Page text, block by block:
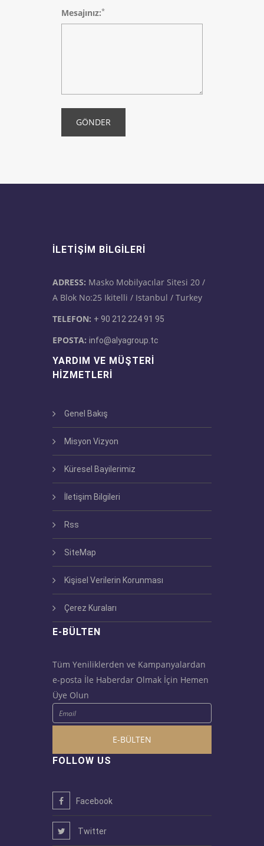
Mesajınız:*
GÖNDER
İLETIŞIM BILGILERI
ADRESS: Masko Mobilyacılar Sitesi 20 /
A Blok No:25 Ikitelli / Istanbul / Turkey
TELEFON: + 90 212 224 91 95
EPOSTA: info@alyagroup.tc
YARDIM VE MÜŞTERI
HIZMETLERI
Genel Bakış
Misyon Vizyon
Küresel Bayilerimiz
İletişim Bilgileri
Rss
SiteMap
Kişisel Verilerin Korunması
Çerez Kuraları
E-BÜLTEN
Tüm Yeniliklerden ve Kampanyalardan
e-posta İle Haberdar Olmak İçin Hemen
Üye Olun
E-BÜLTEN
FOLLOW US
Facebook
Twitter